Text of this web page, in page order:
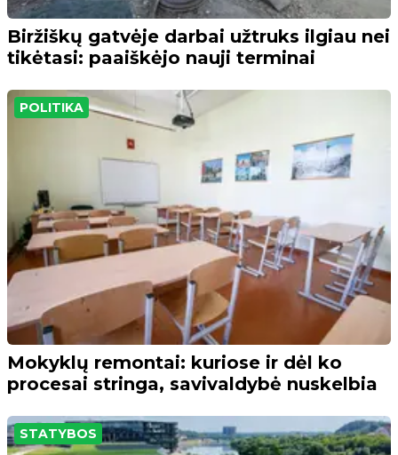
Biržiškų gatvėje darbai užtruks ilgiau nei
tikėtasi: paaiškėjo nauji terminai
POLITIKA
Mokyklų remontai: kuriose ir dėl ko
procesai stringa, savivaldybė nuskelbia
STATYBOS